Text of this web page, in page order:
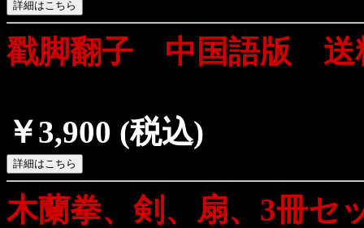
戳脚翻子 中国語版 送
￥3,900 (税込)
木蘭拳、剣、扇、3冊